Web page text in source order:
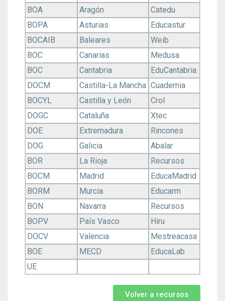
BOA
Aragón
Catedu
BOPA
Asturias
Educastur
BOCAIB
Baleares
Weib
BOC
Canarias
Medusa
BOC
Cantabria
EduCantabria
DOCM
Castilla-La Mancha Cuadernia
BOCYL
Castilla y León
Crol
DOGC
Cataluña
Xtec
DOE
Extremadura
Rincones
DOG
Galicia
Abalar
BOR
La Rioja
Recursos
BOCM
Madrid
EducaMadrid
BORM
Murcia
Educarm
BON
Navarra
Recursos
BOPV
País Vasco
Hiru
DOCV
Valencia
Mestreacasa
BOE
MECD
EducaLab
UE
Volver a recursos